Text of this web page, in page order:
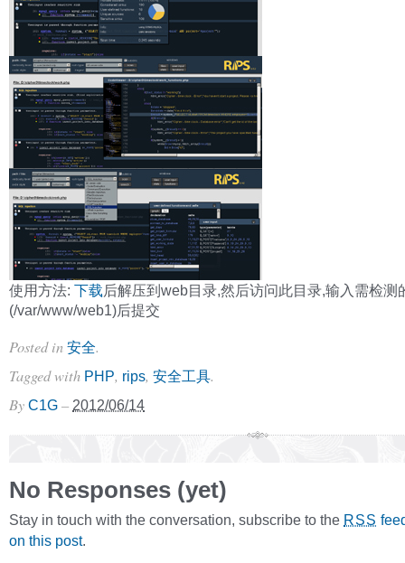
使用方法: 下载后解压到web目录,然后访问此目录,输入需检测
(/var/www/web1)后提交
Posted in 安全.
Tagged with PHP, rips, 安全工具.
By C1G – 2012/06/14
No Responses (yet)
Stay in touch with the conversation, subscribe to the RSS
on this post.